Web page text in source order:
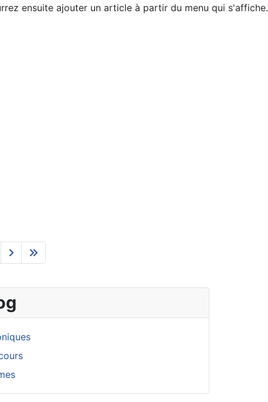
ensuite ajouter un article à partir du menu qui s'affiche.